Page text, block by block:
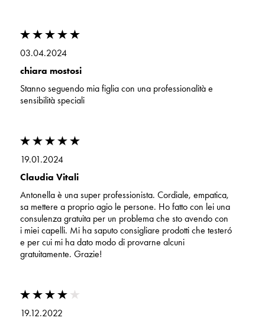
03.04.2024
chiara mostosi
Stanno seguendo mia figlia con una professionalità e
sensibilità speciali
19.01.2024
Claudia Vitali
Antonella è una super professionista. Cordiale, empatica,
sa mettere a proprio agio le persone. Ho fatto con lei una
consulenza gratuita per un problema che sto avendo con
i miei capelli. Mi ha saputo consigliare prodotti che testeró
e per cui mi ha dato modo di provarne alcuni
gratuitamente. Grazie!
19.12.2022